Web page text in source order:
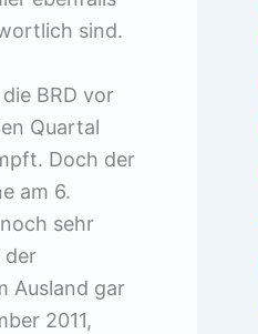
sind.
BRD vor
Quartal
Doch der
am 6.
sehr
der
Ausland gar
2011,